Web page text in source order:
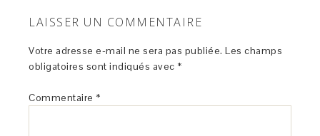
LAISSER UN COMMENTAIRE
Votre adresse e-mail ne sera pas publiée. Les champs
obligatoires sont indiqués avec *
Commentaire *